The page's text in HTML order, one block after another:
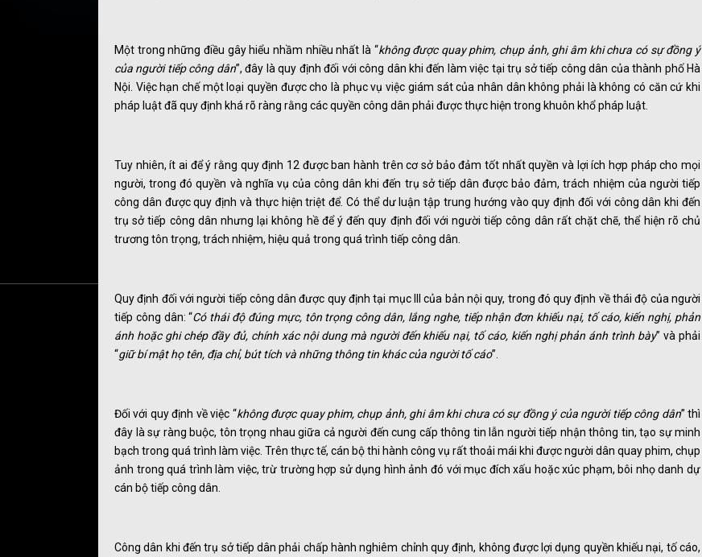
Một trong những điều gây hiểu nhầm nhiều nhất là “không được quay phim, chụp ảnh, ghi âm khi chưa có sự đồng ý
của người tiếp công dân”, đây là quy định đối với công dân khi đến làm việc tại trụ sở tiếp công dân của thành phố Hà
Nội. Việc hạn chế một loại quyền được cho là phục vụ việc giám sát của nhân dân không phải là không có căn cứ khi
pháp luật đã quy định khá rõ ràng rằng các quyền công dân phải được thực hiện trong khuôn khổ pháp luật.
Tuy nhiên, ít ai để ý rằng quy định 12 được ban hành trên cơ sở bảo đảm tốt nhất quyền và lợi ích hợp pháp cho mọi
người, trong đó quyền và nghĩa vụ của công dân khi đến trụ sở tiếp dân được bảo đảm, trách nhiệm của người tiếp
công dân được quy định và thực hiện triệt để. Có thể dư luận tập trung hướng vào quy định đối với công dân khi đến
trụ sở tiếp công dân nhưng lại không hề để ý đến quy định đối với người tiếp công dân rất chặt chẽ, thể hiện rõ chủ
trương tôn trọng, trách nhiệm, hiệu quả trong quá trình tiếp công dân.
Quy định đối với người tiếp công dân được quy định tại mục III của bản nội quy, trong đó quy định về thái độ của người
tiếp công dân: “Có thái độ đúng mực, tôn trọng công dân, lắng nghe, tiếp nhận đơn khiếu nại, tố cáo, kiến nghị, phản
ánh hoặc ghi chép đầy đủ, chính xác nội dung mà người đến khiếu nại, tố cáo, kiến nghị phản ánh trình bày” và phải
“giữ bí mật họ tên, địa chỉ, bút tích và những thông tin khác của người tố cáo”.
Đối với quy định về việc “không được quay phim, chụp ảnh, ghi âm khi chưa có sự đồng ý của người tiếp công dân” thì
đây là sự ràng buộc, tôn trọng nhau giữa cả người đến cung cấp thông tin lẫn người tiếp nhận thông tin, tạo sự minh
bạch trong quá trình làm việc. Trên thực tế, cán bộ thi hành công vụ rất thoải mái khi được người dân quay phim, chụp
ảnh trong quá trình làm việc, trừ trường hợp sử dụng hình ảnh đó với mục đích xấu hoặc xúc phạm, bôi nhọ danh dự
cán bộ tiếp công dân.
Công dân khi đến trụ sở tiếp dân phải chấp hành nghiêm chỉnh quy định, không được lợi dụng quyền khiếu nại, tố cáo,